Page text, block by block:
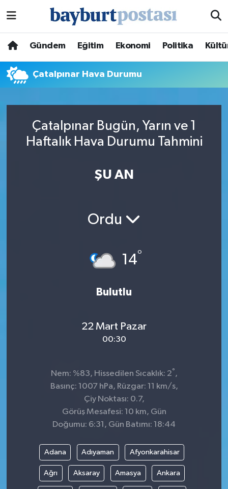
Gündem Eğitim Ekonomi Politika
Çatalpınar Hava Durumu
Çatalpınar Bugün, Yarın ve 1
Haftalık Hava Durumu Tahmini
ŞU AN
Ordu
14°
Bulutlu
22 Mart Pazar
00:30
Nem: %83, Hissedilen Sıcaklık: 2° ,
Basınç: 1007 hPa, Rüzgar: 11 km/s,
Çiy Noktası: 0.7,
Görüş Mesafesi: 10 km, Gün
Doğumu: 6:31, Gün Batımı: 18:44
Adana Adıyaman Afyonkarahisar
Ağrı Aksaray Amasya Ankara
Hava Durumu
Süper Lig Puan Durumu ve Fikstür